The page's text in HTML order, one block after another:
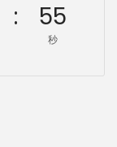
54
秒